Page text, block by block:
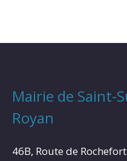
Mairie de Saint-
Royan
46B, Route de